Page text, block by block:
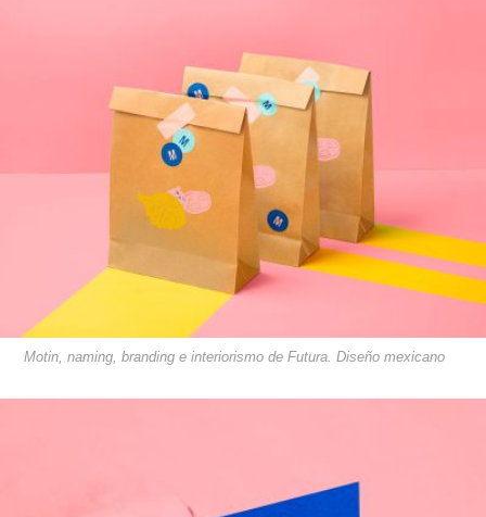
Motin, naming, branding e interiorismo de Futura. Diseño mexicano